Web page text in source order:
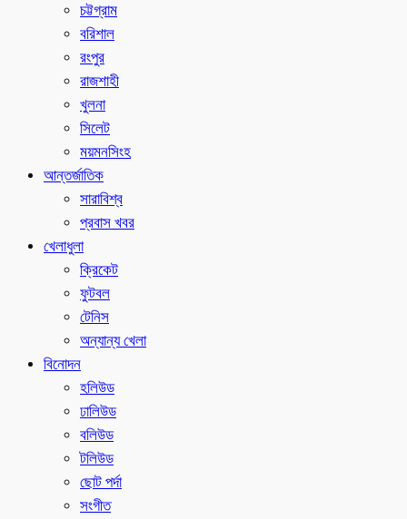
চট্টগ্রাম
বরিশাল
রংপুর
রাজশাহী
খুলনা
সিলেট
ময়মনসিংহ
আন্তর্জাতিক
সারাবিশ্ব
প্রবাস খবর
খেলাধুলা
ক্রিকেট
ফুটবল
টেনিস
অন্যান্য খেলা
বিনোদন
হলিউড
ঢালিউড
বলিউড
টলিউড
ছোট পর্দা
সংগীত